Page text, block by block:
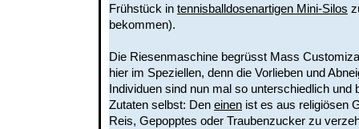
Frühstück in tennisballdosenartigen Mini-Silos
bekommen).
Die Riesenmaschine begrüsst Mass
hier im Speziellen, denn die Vorlieben und
Individuen sind nun mal so unterschiedlich und
Zutaten selbst: Den einen ist es aus religiösen
Reis, Gepopptes oder Traubenzucker zu